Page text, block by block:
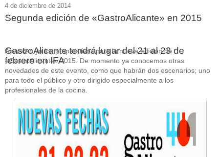
4 de diciembre de 2014
Segunda edición de «GastroAlicante» en 2015
GastroAlicante tendrá lugar del 21 al 23 de
febrero en IFA
Arrancan ya los preparativos para la nueva edición de
«GastroAlicante» 2015. De momento ya conocemos otras
novedades de este evento, como que habrán dos escenarios; uno
para todo el público y otro dirigido especialmente a los
profesionales de la cocina.